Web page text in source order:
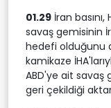
01.29 İran
savaş gemisinin
hedefi olduğunu
kamikaze
ABD'ye ait savaş
geri çekildiği